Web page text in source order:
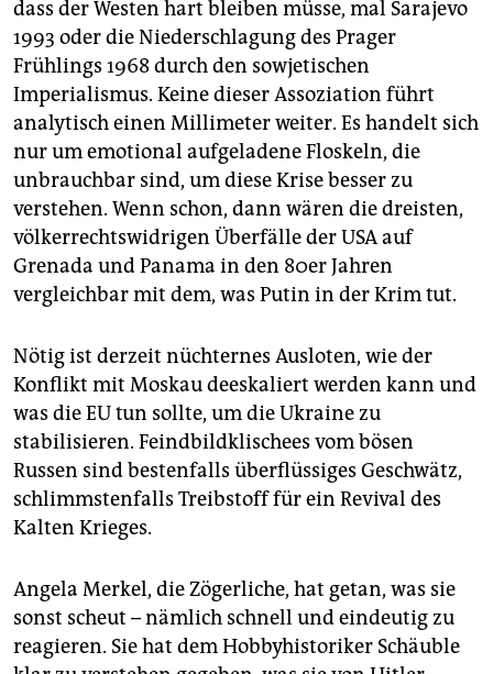
dass der Westen hart bleiben müsse, mal Sarajevo
1993 oder die Niederschlagung des Prager
Frühlings 1968 durch den sowjetischen
Imperialismus. Keine dieser Assoziation führt
analytisch einen Millimeter weiter. Es handelt sich
nur um emotional aufgeladene Floskeln, die
unbrauchbar sind, um diese Krise besser zu
verstehen. Wenn schon, dann wären die dreisten,
völkerrechtswidrigen Überfälle der USA auf
Grenada und Panama in den 80er Jahren
vergleichbar mit dem, was Putin in der Krim tut.
Nötig ist derzeit nüchternes Ausloten, wie der
Konflikt mit Moskau deeskaliert werden kann und
was die EU tun sollte, um die Ukraine zu
stabilisieren. Feindbildklischees vom bösen
Russen sind bestenfalls überflüssiges Geschwätz,
schlimmstenfalls Treibstoff für ein Revival des
Kalten Krieges.
Angela Merkel, die Zögerliche, hat getan, was sie
sonst scheut – nämlich schnell und eindeutig zu
reagieren. Sie hat dem Hobbyhistoriker Schäuble